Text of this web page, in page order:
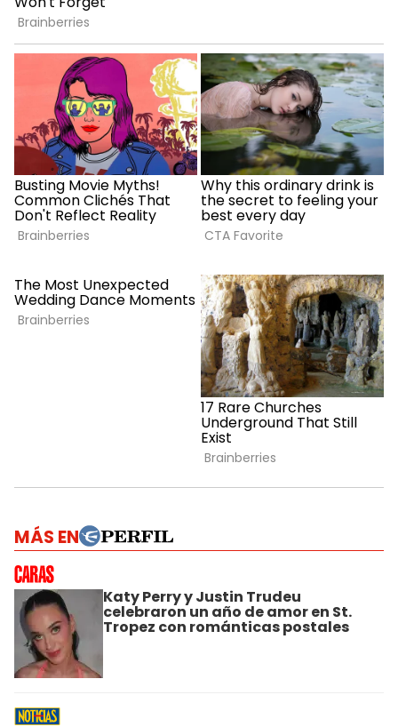
MÁS EN
Katy Perry y Justin Trudeu
celebraron un año de amor en St.
Tropez con románticas postales